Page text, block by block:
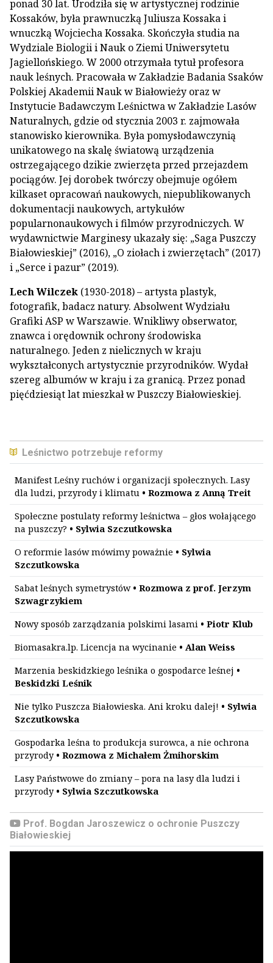
ponad 30 lat. Urodziła się w artystycznej rodzinie
Kossaków, była prawnuczką Juliusza Kossaka i
wnuczką Wojciecha Kossaka. Skończyła studia na
Wydziale Biologii i Nauk o Ziemi Uniwersytetu
Jagiellońskiego. W 2000 otrzymała tytuł profesora
nauk leśnych. Pracowała w Zakładzie Badania Ssaków
Polskiej Akademii Nauk w Białowieży oraz w
Instytucie Badawczym Leśnictwa w Zakładzie Lasów
Naturalnych, gdzie od stycznia 2003 r. zajmowała
stanowisko kierownika. Była pomysłodawczynią
unikatowego na skalę światową urządzenia
ostrzegającego dzikie zwierzęta przed przejazdem
pociągów. Jej dorobek twórczy obejmuje ogółem
kilkaset opracowań naukowych, niepublikowanych
dokumentacji naukowych, artykułów
popularnonaukowych i filmów przyrodniczych. W
wydawnictwie Marginesy ukazały się: „Saga Puszczy
Białowieskiej” (2016), „O ziołach i zwierzętach” (2017)
i „Serce i pazur” (2019).
Lech Wilczek (1930-2018) – artysta plastyk,
fotografik, badacz natury. Absolwent Wydziału
Grafiki ASP w Warszawie. Wnikliwy obserwator,
znawca i orędownik ochrony środowiska
naturalnego. Jeden z nielicznych w kraju
wykształconych artystycznie przyrodników. Wydał
szereg albumów w kraju i za granicą. Przez ponad
pięćdziesiąt lat mieszkał w Puszczy Białowieskiej.
Leśnictwo potrzebuje reformy
Manifest Leśny ruchów i organizacji społecznych. Lasy
dla ludzi, przyrody i klimatu • Rozmowa z Anną Treit
Społeczne postulaty reformy leśnictwa – głos wołającego
na puszczy? • Sylwia Szczutkowska
O reformie lasów mówimy poważnie • Sylwia
Szczutkowska
Sabat leśnych symetrystów• Rozmowa z prof. Jerzym
Szwagrzykiem
Nowy sposób zarządzania polskimi lasami • Piotr Klub
Biomasakra.lp. Licencja na wycinanie • Alan Weiss
Marzenia beskidzkiego leśnika o gospodarce leśnej •
Beskidzki Leśnik
Nie tylko Puszcza Białowieska. Ani kroku dalej! • Sylwia
Szczutkowska
Gospodarka leśna to produkcja surowca, a nie ochrona
przyrody• Rozmowa z Michałem Żmihorskim
Lasy Państwowe do zmiany – pora na lasy dla ludzi i
przyrody• Sylwia Szczutkowska
Prof. Bogdan Jaroszewicz o ochronie Puszczy
Białowieskiej